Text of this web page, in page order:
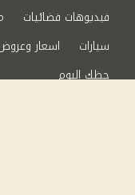
فيديوهات فضائيات
سيارات
اسعار
حظك اليوم